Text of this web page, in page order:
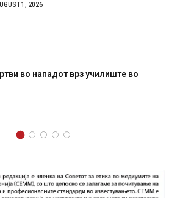
1, 2026
повеќе им веруваат на генералите